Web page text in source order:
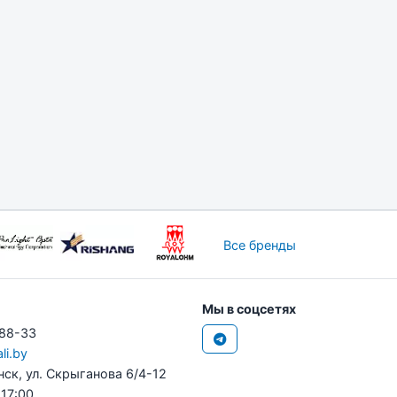
Все бренды
33
ул. Скрыганова 6/4-12
Мы в соцсетях